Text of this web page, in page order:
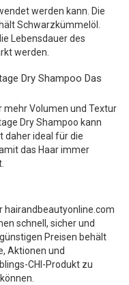
werden kann. Die
Schwarzkümmelöl.
Lebensdauer des
werden.
Dry Shampoo Das
mehr Volumen und Textur
Dry Shampoo kann
daher ideal für die
das Haar immer
hairandbeautyonline.com
schnell, sicher und
Preisen behält
Aktionen und
CHI-Produkt zu